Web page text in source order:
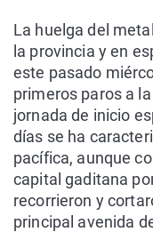
La huelga del
la provincia y en
este pasado
primeros paros a
jornada de inicio
días se ha
pacífica, aunque
capital gaditana
recorrieron y
principal avenida